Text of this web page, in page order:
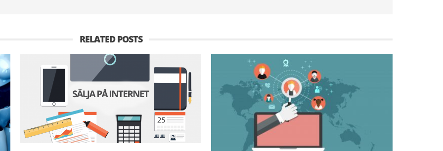
du betala skatt också.
räkna. Du kan spara många gråhår, håll i din budget och många bekymmer. Och du
på bekymmer.
RELATED POSTS